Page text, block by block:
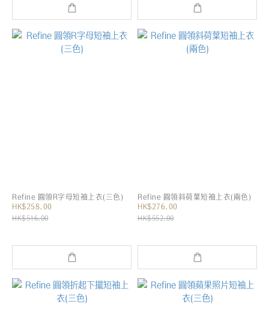
Refine 圓領R字母短袖上衣(三色)
HK$258.00
HK$516.00
Refine 圓領斜荷葉短袖上衣(兩色)
HK$276.00
HK$552.00